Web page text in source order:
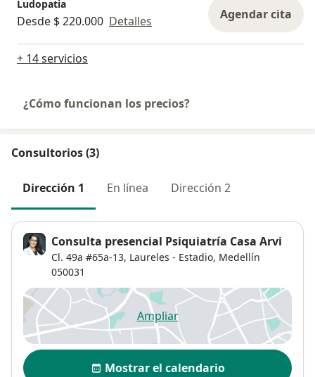
Ludopatia
Desde $ 220.000 Detalles Agendar cita
+ 14 servicios
¿Cómo funcionan los precios?
Consultorios (3)
Dirección 1 En línea Dirección 2
Consulta presencial Psiquiatría Casa Arvi
Cl. 49a #65a-13, Laureles - Estadio, Medellín
050031
Ampliarse abre en una nueva
Disponibilidad
Mostrar el calendario